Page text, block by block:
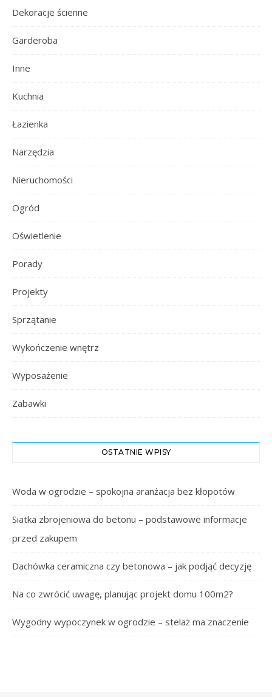
Dekoracje ścienne
Garderoba
Inne
Kuchnia
Łazienka
Narzędzia
Nieruchomości
Ogród
Oświetlenie
Porady
Projekty
Sprzątanie
Wykończenie wnętrz
Wyposażenie
Zabawki
OSTATNIE WPISY
Woda w ogrodzie – spokojna aranżacja bez kłopotów
Siatka zbrojeniowa do betonu – podstawowe informacje
przed zakupem
Dachówka ceramiczna czy betonowa – jak podjąć decyzję
Na co zwrócić uwagę, planując projekt domu 100m2?
Wygodny wypoczynek w ogrodzie – stelaż ma znaczenie